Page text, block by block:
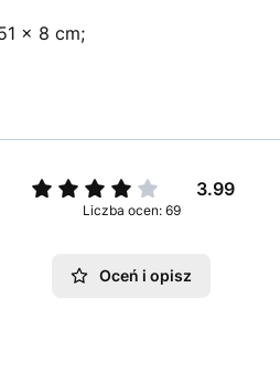
x 8 cm;
3.99
Liczba ocen: 69
Oceń i opisz